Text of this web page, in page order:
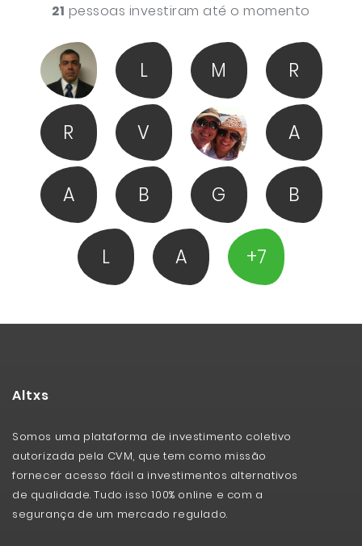
21 pessoas investiram até o momento
L M R
R V A
A B G B
L A +7
Altxs
Somos uma plataforma de investimento coletivo
autorizada pela CVM, que tem como missão
fornecer acesso fácil a investimentos alternativos
de qualidade. Tudo isso 100% online e com a
segurança de um mercado regulado.